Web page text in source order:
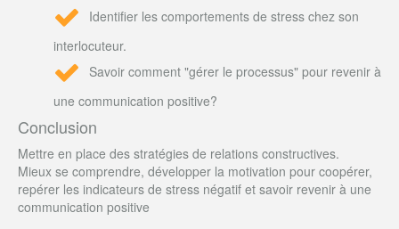
Identifier les comportements de stress chez son
interlocuteur.
Savoir comment "gérer le processus" pour revenir à
une communication positive?
Conclusion
Mettre en place des stratégies de relations constructives.
Mieux se comprendre, développer la motivation pour coopérer,
repérer les indicateurs de stress négatif et savoir revenir à une
communication positive